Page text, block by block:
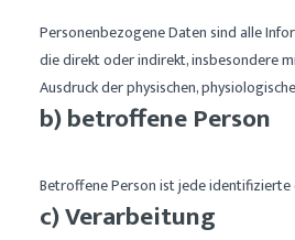
Personenbezogene Daten sind alle
die direkt oder indirekt, insbesondere
Ausdruck der physischen,
b) betroffene Person
Betroffene Person ist jede
c) Verarbeitung